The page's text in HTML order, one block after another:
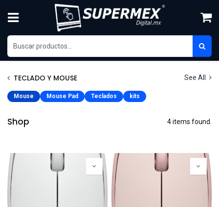
TECLADO Y MOUSE See All
Mouse Mouse Pad Teclados kits
Shop 4 items found.